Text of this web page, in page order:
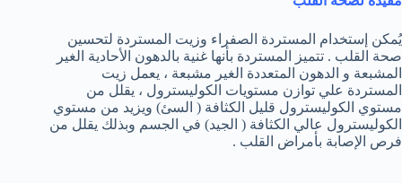
يُمكن إستخدام المستردة الصفراء وزيت المستردة لتحسين
صحة القلب . تتميز المستردة بأنها غنية بالدهون الأحادية الغير
المشبعة و الدهون المتعددة الغير مشبعة ، يعمل زيت
المستردة علي توازن مستويات الكوليسترول ، يقلل من
مستوي الكوليسترول قليل الكثافة ( السئ) ويزيد من مستوي
الكوليسترول عالي الكثافة ( الجيد) في الجسم وبذلك يقلل من
فرص الإصابة بأمراض القلب .